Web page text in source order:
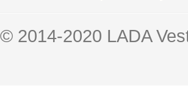
© 2014-2020 LADA